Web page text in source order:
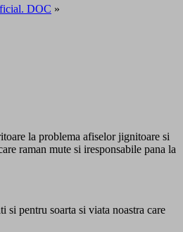
DOC »
la problema afiselor jignitoare si
raman mute si iresponsabile pana la
si pentru soarta si viata noastra care